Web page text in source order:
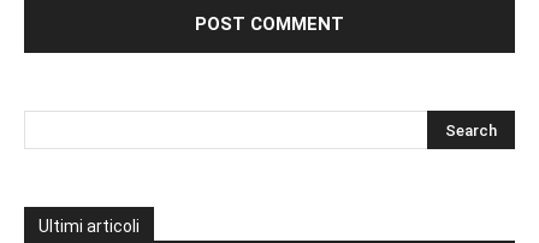
Ultimi articoli